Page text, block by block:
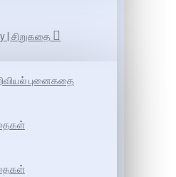
| சிறுகதை
புனைகதை